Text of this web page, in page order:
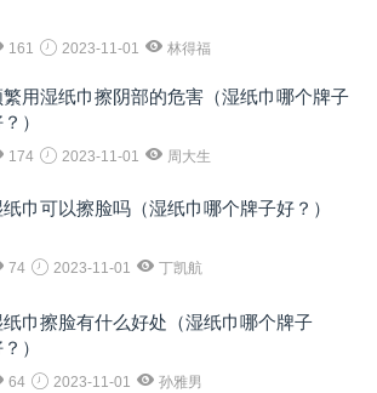
161 2023-11-01 林得福
繁用湿纸巾擦阴部的危害（湿纸巾哪个牌子
）
174 2023-11-01 周大生
巾可以擦脸吗（湿纸巾哪个牌子好？）
74 2023-11-01 丁凯航
纸巾擦脸有什么好处（湿纸巾哪个牌子
）
64 2023-11-01 孙雅男